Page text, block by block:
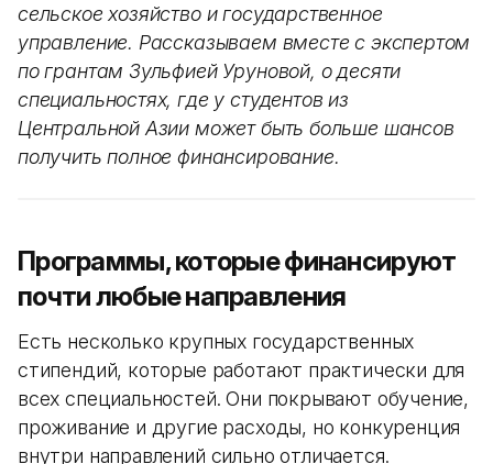
сельское хозяйство и государственное
управление. Рассказываем вместе с экспертом
по грантам Зульфией Уруновой, о десяти
специальностях, где у студентов из
Центральной Азии может быть больше шансов
получить полное финансирование.
Программы, которые финансируют
почти любые направления
Есть несколько крупных государственных
стипендий, которые работают практически для
всех специальностей. Они покрывают обучение,
проживание и другие расходы, но конкуренция
внутри направлений сильно отличается.